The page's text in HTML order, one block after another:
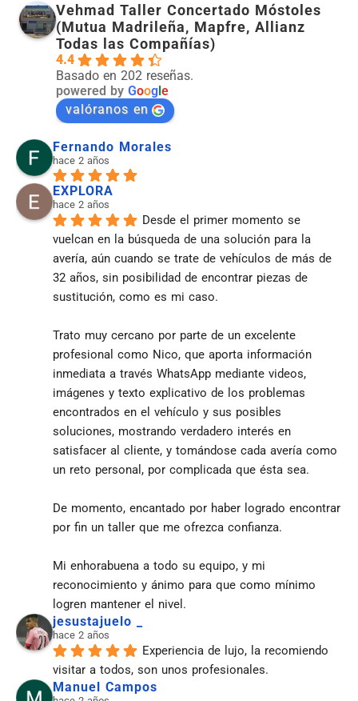
Vehmad Taller Concertado Móstoles
(Mutua Madrileña, Mapfre, Allianz
Todas las Compañías)
4.4
Basado en 202 reseñas.
powered by Google
valóranos en
Fernando Morales
hace 2 años
EXPLORA
hace 2 años
Desde el primer momento se
vuelcan en la búsqueda de una solución para la
avería, aún cuando se trate de vehículos de más de
32 años, sin posibilidad de encontrar piezas de
sustitución, como es mi caso.
Trato muy cercano por parte de un excelente
profesional como Nico, que aporta información
inmediata a través WhatsApp mediante videos,
imágenes y texto explicativo de los problemas
encontrados en el vehículo y sus posibles
soluciones, mostrando verdadero interés en
satisfacer al cliente, y tomándose cada avería como
un reto personal, por complicada que ésta sea.
De momento, encantado por haber logrado encontrar
por fin un taller que me ofrezca confianza.
Mi enhorabuena a todo su equipo, y mi
reconocimiento y ánimo para que como mínimo
logren mantener el nivel.
jesustajuelo _
hace 2 años
Experiencia de lujo, la recomiendo
visitar a todos, son unos profesionales.
Manuel Campos